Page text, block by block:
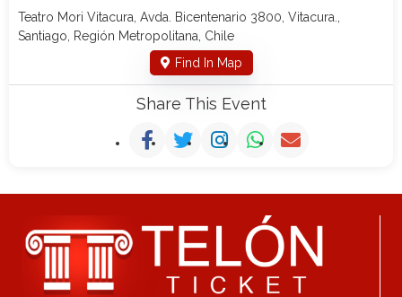
Teatro Mori Vitacura, Avda. Bicentenario 3800, Vitacura.,
Santiago, Región Metropolitana, Chile
Find In Map
Share This Event